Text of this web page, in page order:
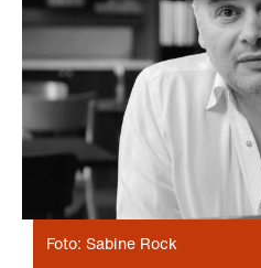
Foto: Sabine Rock